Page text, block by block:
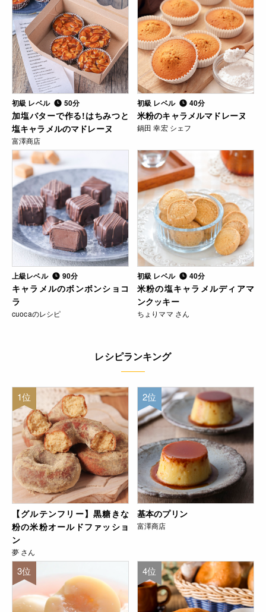
初級 レベル 50分
加塩バターで作る!はちみつと
塩キャラメルのマドレーヌ
富澤商店
初級 レベル 40分
米粉のキャラメルマドレーヌ
鍋田 幸宏 シェフ
上級レベル 90分
キャラメルのボンボンショコ
ラ
cuocaのレシピ
初級 レベル 40分
米粉の塩キャラメルディアマ
ンクッキー
ちょりママ さん
レシピランキング
1位
【グルテンフリー】黒糖きな
粉の米粉オールドファッショ
ン
夢 さん
2位
基本のプリン
富澤商店
3位 4位